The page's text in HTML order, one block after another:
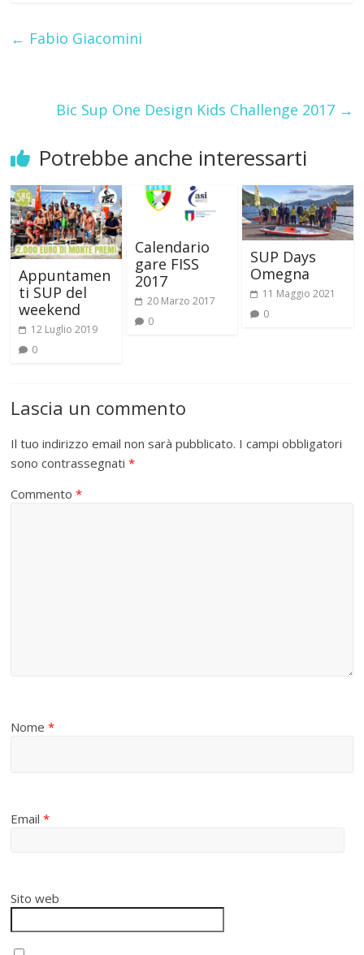
← Fabio Giacomini
Bic Sup One Design Kids Challenge 2017 →
Potrebbe anche interessarti
Appuntamen
ti SUP del
weekend
12 Luglio 2019
0
Calendario
gare FISS
2017
20 Marzo 2017
0
SUP Days
Omegna
11 Maggio 2021
0
Lascia un commento
Il tuo indirizzo email non sarà pubblicato. I campi obbligatori
sono contrassegnati*
Commento*
Nome*
Email*
Sito web